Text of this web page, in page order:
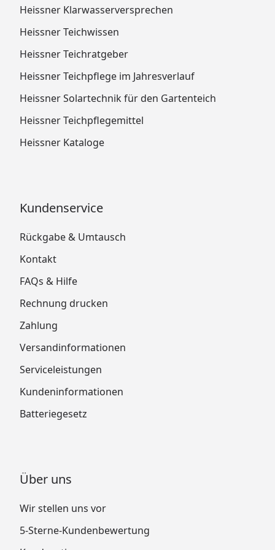
Heissner Klarwasserversprechen
Heissner Teichwissen
Heissner Teichratgeber
Heissner Teichpflege im Jahresverlauf
Heissner Solartechnik für den Gartenteich
Heissner Teichpflegemittel
Heissner Kataloge
Kundenservice
Rückgabe & Umtausch
Kontakt
FAQs & Hilfe
Rechnung drucken
Zahlung
Versandinformationen
Serviceleistungen
Kundeninformationen
Batteriegesetz
Über uns
Wir stellen uns vor
5-Sterne-Kundenbewertung